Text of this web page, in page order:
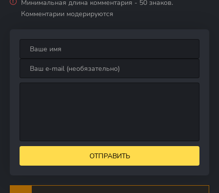
Минимальная длина комментария - 50 знаков.
Комментарии модерируются
ОТПРАВИТЬ